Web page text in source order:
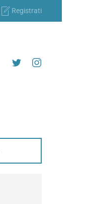
Registrati